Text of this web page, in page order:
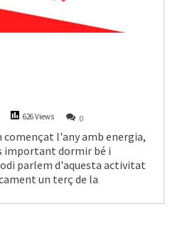
626 Views 0
l'any amb energia,
important dormir bé i
parlem d'aquesta activitat
un terç de la